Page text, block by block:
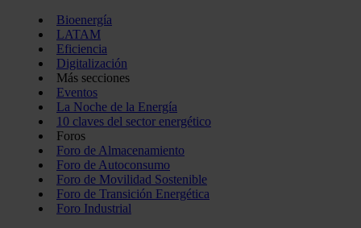
Bioenergía
LATAM
Eficiencia
Digitalización
Más secciones
Eventos
La Noche de la Energía
10 claves del sector energético
Foros
Foro de Almacenamiento
Foro de Autoconsumo
Foro de Movilidad Sostenible
Foro de Transición Energética
Foro Industrial